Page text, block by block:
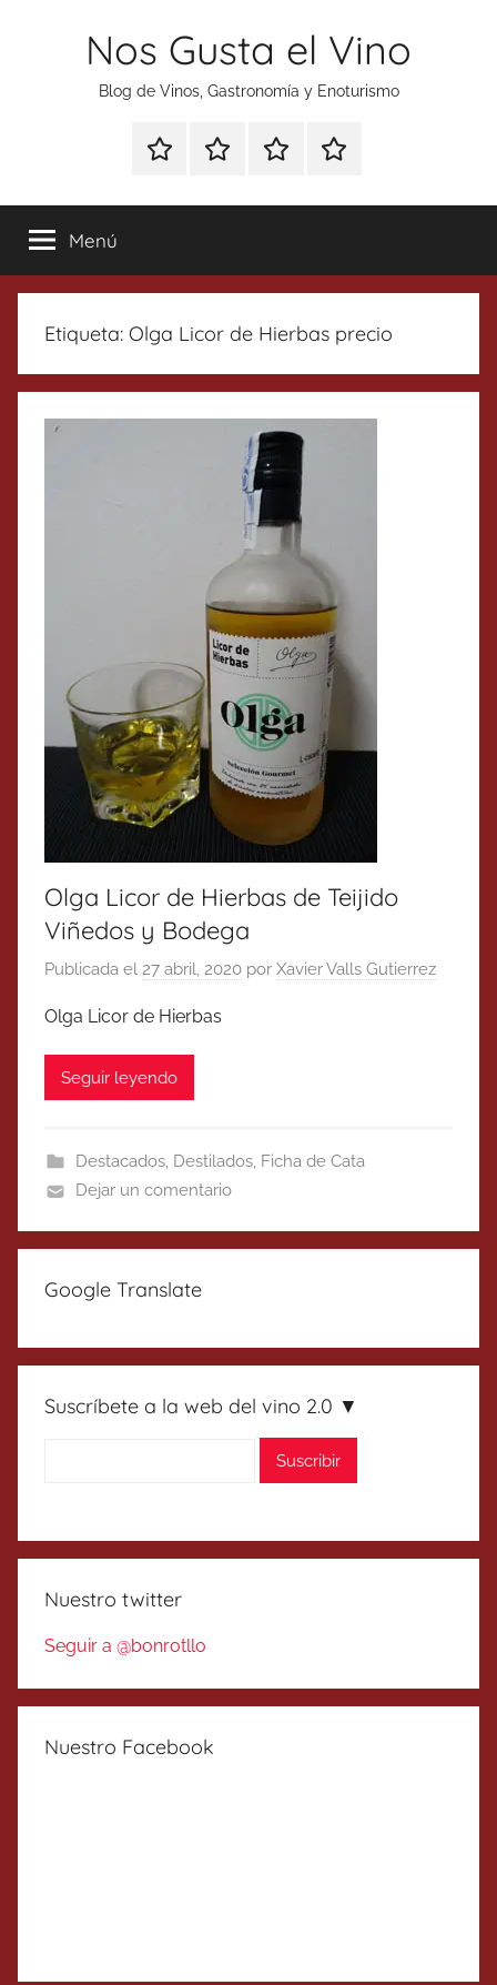
Nos Gusta el Vino
Blog de Vinos, Gastronomía y Enoturismo
Especial
Tonics
Enoturismo
Gastronomía
RankingContacto
Menú
Etiqueta: Olga Licor de Hierbas precio
Olga Licor de Hierbas de Teijido
Viñedos y Bodega
Publicada el 27 abril, 2020 por Xavier Valls Gutierrez
Olga Licor de Hierbas
Seguir leyendo
Destacados, Destilados, Ficha de Cata
Dejar un comentario
Google Translate
Suscríbete a la web del vino 2.0 ▼
Nuestro twitter
Seguir a @bonrotllo
Nuestro Facebook